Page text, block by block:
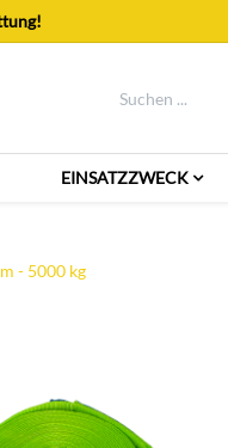
EINSATZZWECK
- 5000 kg